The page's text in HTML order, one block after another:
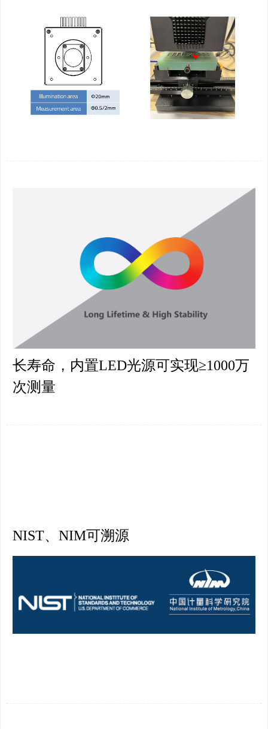
长寿命，内置LED光源可实现≥1000万
次测量
NIST、NIM可溯源